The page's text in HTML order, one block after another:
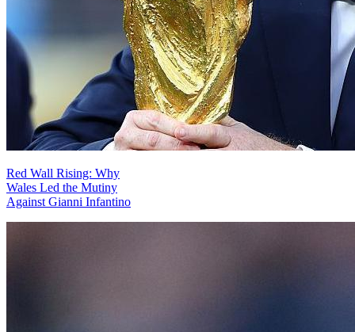
Red Wall Rising: Why
Wales Led the Mutiny
Against Gianni Infantino